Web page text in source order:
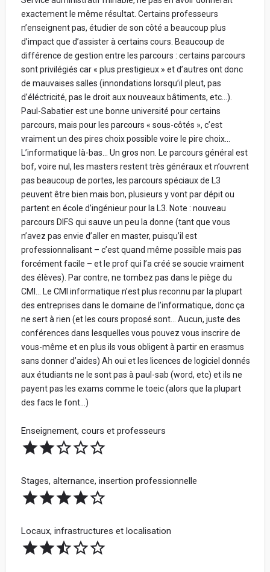
exactement le même résultat. Certains professeurs
n’enseignent pas, étudier de son côté a beaucoup plus
d’impact que d’assister à certains cours. Beaucoup de
différence de gestion entre les parcours : certains parcours
sont privilégiés car « plus prestigieux » et d’autres ont donc
de mauvaises salles (innondations lorsqu’il pleut, pas
d’éléctricité, pas le droit aux nouveaux bâtiments, etc…).
Paul-Sabatier est une bonne université pour certains
parcours, mais pour les parcours « sous-côtés », c’est
vraiment un des pires choix possible voire le pire choix…
L’informatique là-bas… Un gros non. Le parcours général est
bof, voire nul, les masters restent très généraux et n’ouvrent
pas beaucoup de portes, les parcours spéciaux de L3
peuvent être bien mais bon, plusieurs y vont par dépit ou
partent en école d’ingénieur pour la L3. Note : nouveau
parcours DIFS qui sauve un peu la donne (tant que vous
n’avez pas envie d’aller en master, puisqu’il est
professionnalisant – c’est quand même possible mais pas
forcément facile – et le prof qui l’a créé se soucie vraiment
des élèves). Par contre, ne tombez pas dans le piège du
CMI… Le CMI informatique n’est plus reconnu par la plupart
des entreprises dans le domaine de l’informatique, donc ça
ne sert à rien (et les cours proposé sont… Aucun, juste des
conférences dans lesquelles vous pouvez vous inscrire de
vous-même et en plus ils vous obligent à partir en erasmus
sans donner d’aides) Ah oui et les licences de logiciel donnés
aux étudiants ne le sont pas à paul-sab (word, etc) et ils ne
payent pas les exams comme le toeic (alors que la plupart
des facs le font…)
Enseignement, cours et professeurs
Stages, alternance, insertion professionnelle
Locaux, infrastructures et localisation